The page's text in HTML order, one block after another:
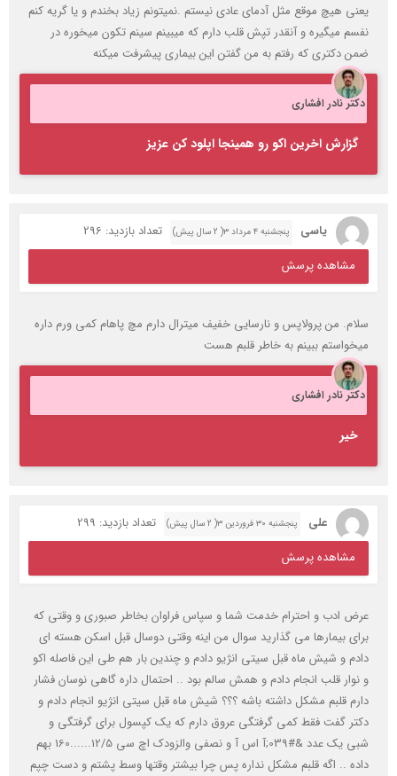
یعنی هیچ موقع مثل آدمای عادی نیستم .نمیتونم زیاد بخندم و یا گریه کنم
نفسم میگیره و آنقدر تپش قلب دارم که میبینم سینم تکون میخوره در
ضمن دکتری که رفتم به من گفتن این بیماری پیشرفت میکنه
دکتر نادر افشاری
گزارش اخرین اکو رو همینجا اپلود کن عزیز
یاسی پنجشنبه ۴ مرداد ۳( 2 سال پیش)
تعداد بازدید: 296
مشاهده پرسش
سلام. من پرولاپس و نارسایی خفیف میترال دارم مچ پاهام کمی ورم داره
میخواستم ببینم به خاطر قلبم هست
دکتر نادر افشاری
خیر
علی پنجشنبه ۳۰ فروردین ۳( 2 سال پیش)
تعداد بازدید: 299
مشاهده پرسش
عرض ادب و احترام خدمت شما و سپاس فراوان بخاطر صبوری و وقتی که
برای بیمارها می گذارید سوال من اینه وقتی دوسال قبل اسکن هسته ای
دادم و شیش ماه قبل سیتی انژیو دادم و چندین بار هم طی این فاصله اکو
و نوار قلب انجام دادم و همش سالم بود .. احتمال داره گاهی نوسان فشار
دارم قلبم مشکل داشته باشه ؟؟؟ شیش ماه قبل سیتی انژیو انجام دادم و
دکتر گفت فقط کمی گرفتگی عروق دارم که یک کپسول برای گرفتگی و
شبی یک عدد &#039;آ اس آ و نصفی والزودک اچ سی 12/5......160 بهم
داده .. اگه قلبم مشکل نداره پس چرا بیشتر وقتها وسط پشتم و دست چپم